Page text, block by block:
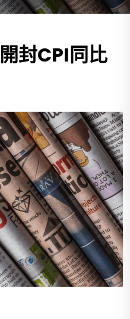
封CPI同比